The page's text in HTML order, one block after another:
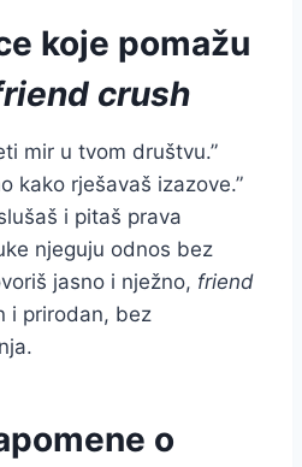
koje pomažu
crush
mir u tvom društvu.”
kako rješavaš izazove.”
i pitaš prava
njeguju odnos bez
jasno i nježno, friend
i prirodan, bez
o